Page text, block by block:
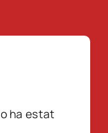
ha estat